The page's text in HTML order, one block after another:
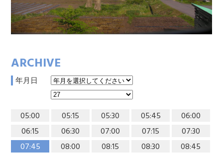
ARCHIVE
年月日
05:00 05:15 05:30 05:45
06:00
06:15
06:30 07:00 07:15
07:30
07:45
08:00 08:15 08:30
08:45